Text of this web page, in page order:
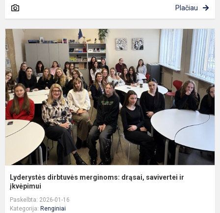
Plačiau
Lyderystės dirbtuvės merginoms: drąsai, savivertei ir
įkvėpimui
Paskelbta: 2026-01-16
Kategorija: Renginiai